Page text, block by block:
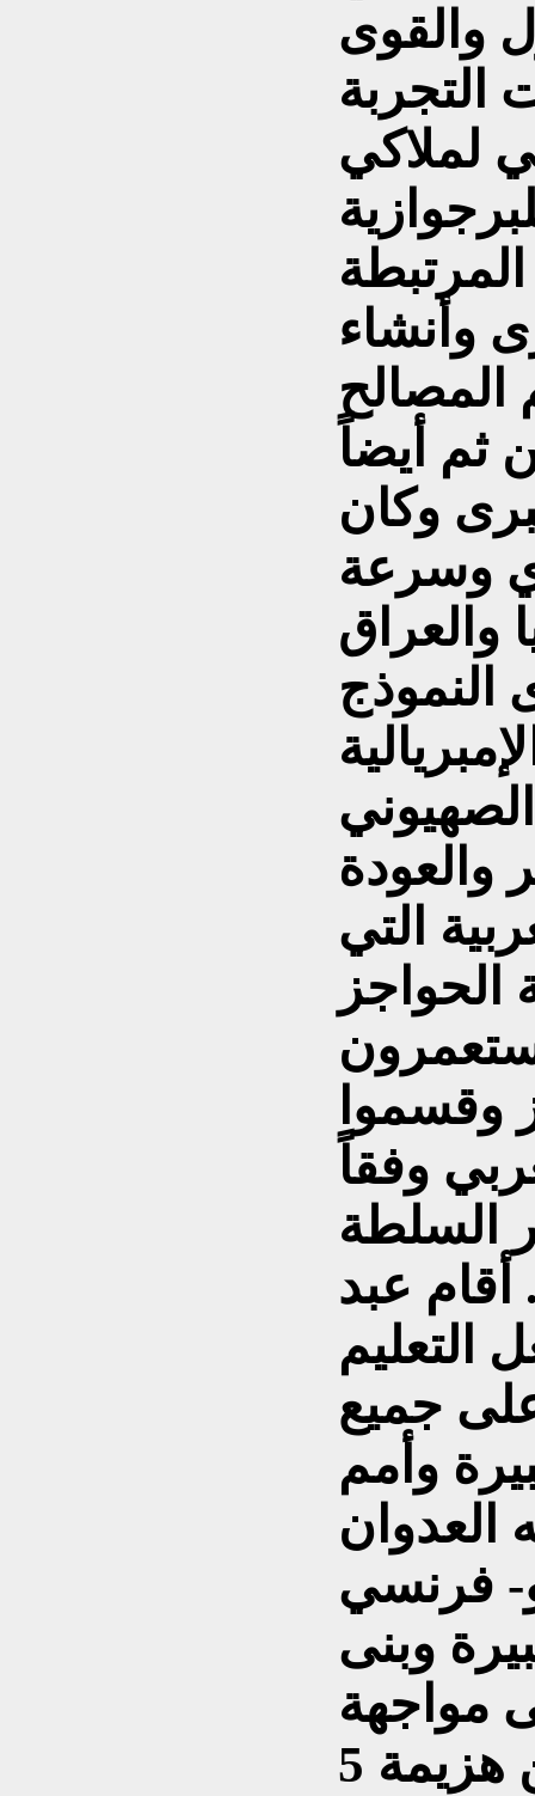
والقوى
التجربة
لملاكي
وأنشاء
المصالح
ثم أيضاً
وكان
وسرعة
والعراق
النموذج
والعودة
التي
وقسموا
وفقاً
السلطة
في عام 1919. أقام عبد
التعليم
جميع
وأمم
العدوان
فرنسي
وبنى
مواجهة
إسرائيل على الرغم من هزيمة 5